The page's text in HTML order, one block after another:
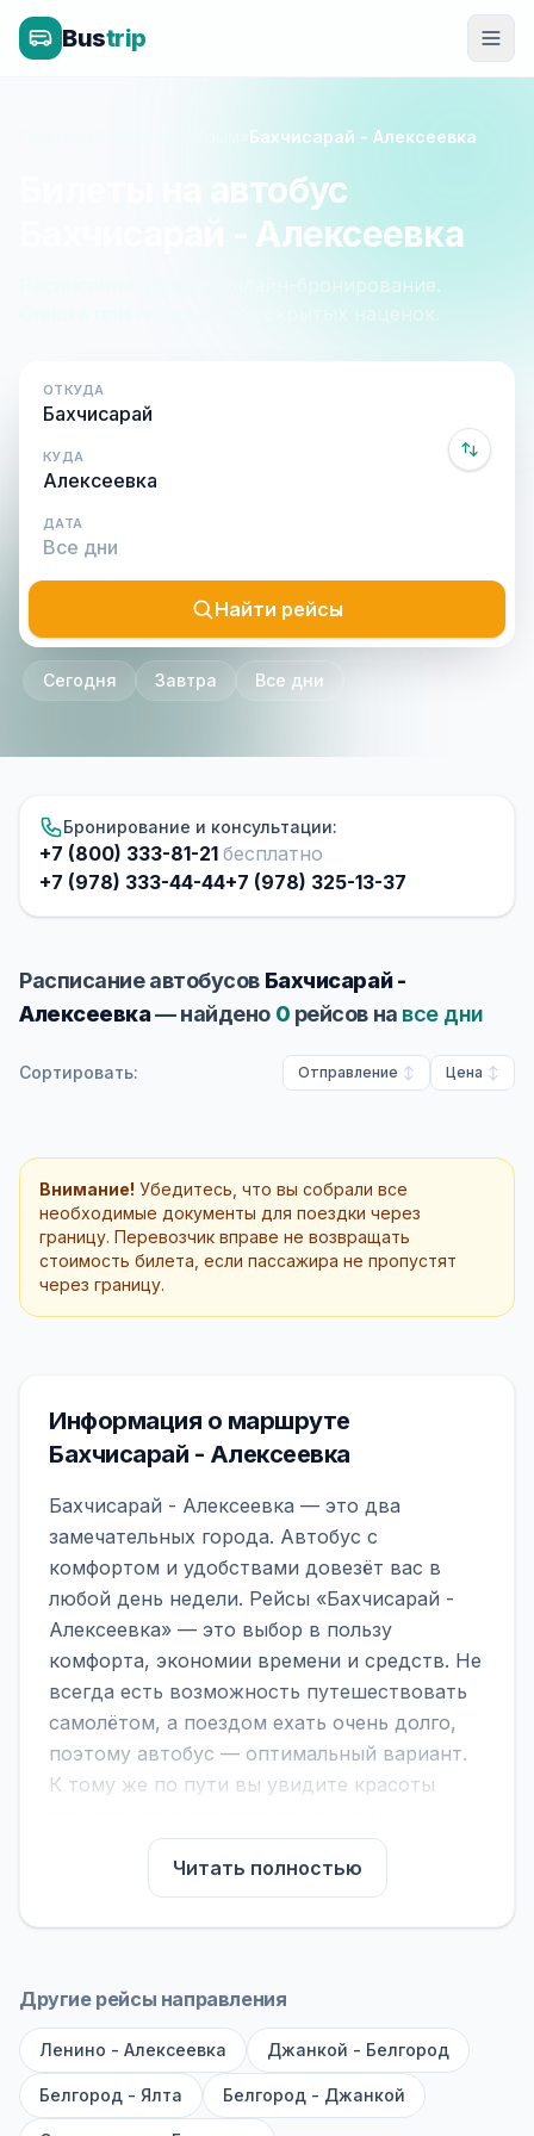
Bustrip
Бахчисарай - Алексеевка
Билеты на автобус
Бахчисарай - Алексеевка
Расписание, цены и онлайн-бронирование.
Оплата при посадке, без скрытых наценок.
ОТКУДА
КУДА
ДАТА
Найти рейсы
Сегодня Завтра Все дни
Бронирование и консультации:
+7 (800) 333-81-21 бесплатно
+7 (978) 333-44-44+7 (978) 325-13-37
Расписание автобусов Бахчисарай -
Алексеевка— найдено 0 рейсов на все дни
Сортировать: Отправление Цена
Внимание! Убедитесь, что вы собрали все
необходимые документы для поездки через
границу. Перевозчик вправе не возвращать
стоимость билета, если пассажира не пропустят
через границу.
Информация о маршруте
Бахчисарай - Алексеевка
Бахчисарай - Алексеевка — это два
замечательных города. Автобус с
комфортом и удобствами довезёт вас в
любой день недели. Рейсы «Бахчисарай -
Алексеевка» — это выбор в пользу
комфорта, экономии времени и средств. Не
всегда есть возможность путешествовать
самолётом, а поездом ехать очень долго,
поэтому автобус — оптимальный вариант.
К тому же по пути вы увидите красоты
На нашем сайте вы можете найти
расписание автобусов Бахчисарай -
Алексеевка, сравнить рейсы и выбрать
обратите внимание на микроавтобусы (8–18
большие автобусы (от 40 мест): у них лучше
подвеска и дорога ощущается меньше.
Читать полностью
Другие рейсы направления
Ленино - Алексеевка Джанкой - Белгород
Белгород - Ялта Белгород - Джанкой